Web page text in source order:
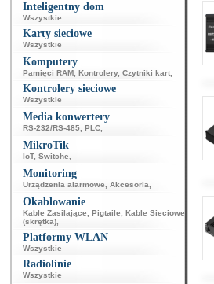
Inteligentny dom
Wszystkie
Karty sieciowe
Wszystkie
Komputery
Pamięci RAM Kontrolery, Czytniki kart
Kontrolery sieciowe
Wszystkie
Media konwertery
RS-232/RS-485 PLC
MikroTik
IoT, Switche
Monitoring
Urządzenia alarmowe Akcesoria
Okablowanie
Kable Zasilające Pigtaile
Kable Sieciowe
(skrętka)
Platformy WLAN
Wszystkie
Radiolinie
Wszystkie